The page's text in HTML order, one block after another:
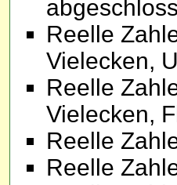
Reelle
Vielecken,
Reelle
Vielecken,
Reelle
Reelle